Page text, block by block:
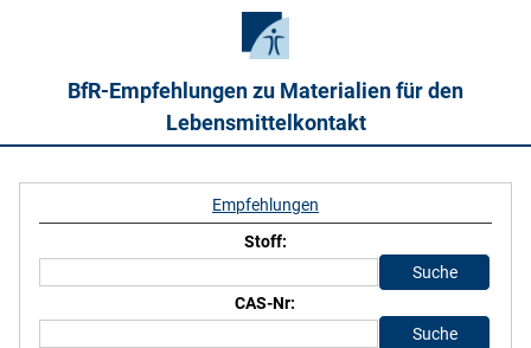
BfR-Empfehlungen zu Materialien für den
Lebensmittelkontakt
Empfehlungen
Stoff:
CAS-Nr: